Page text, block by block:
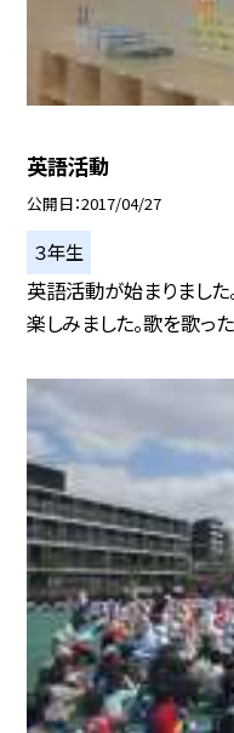
英語活動
公開日 2017/04/27
３年生
英語活動が始まりました
楽しみました。歌を歌っ